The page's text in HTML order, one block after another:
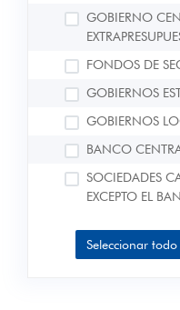
GOBIERNO
FONDOS DE
GOBIERNOS
GOBIERNOS
BANCO
SOCIEDADES
EXCEPTO EL
SOCIEDADES
Seleccionar todo